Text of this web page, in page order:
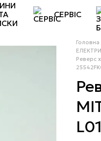
СЕРВІС
Головна
Реверс